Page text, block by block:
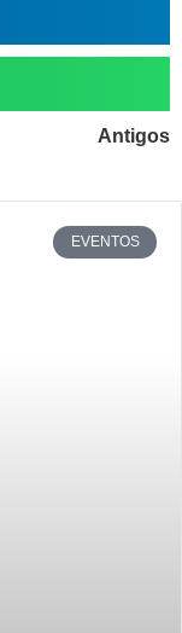
Antigos
EVENTOS